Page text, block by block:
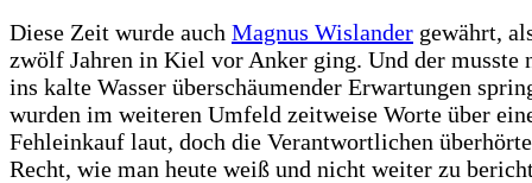
Diese Zeit wurde auch Magnus Wislander gewährt,
zwölf Jahren in Kiel vor Anker ging. Und der musste
ins kalte Wasser überschäumender Erwartungen
wurden im weiteren Umfeld zeitweise Worte über
Fehleinkauf laut, doch die Verantwortlichen
Recht, wie man heute weiß und nicht weiter zu